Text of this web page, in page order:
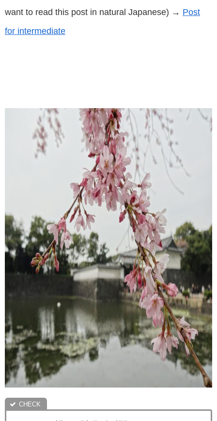
want to read this post in natural Japanese) → Post
for intermediate